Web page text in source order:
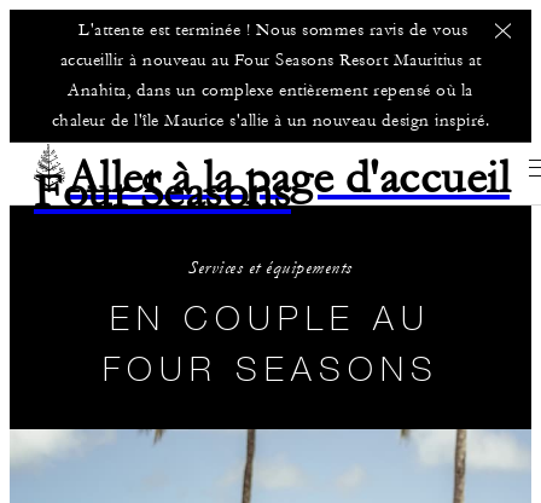
L'attente est terminée ! Nous sommes ravis de vous
accueillir à nouveau au Four Seasons Resort Mauritius at
Anahita, dans un complexe entièrement repensé où la
chaleur de l'île Maurice s'allie à un nouveau design inspiré.
Aller à la page d'accueil
Four Seasons
Services et équipements
EN COUPLE AU
FOUR SEASONS